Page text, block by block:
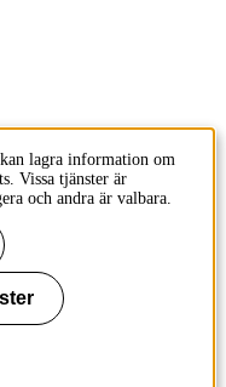
lagra information om
Vissa tjänster är
och andra är valbara.